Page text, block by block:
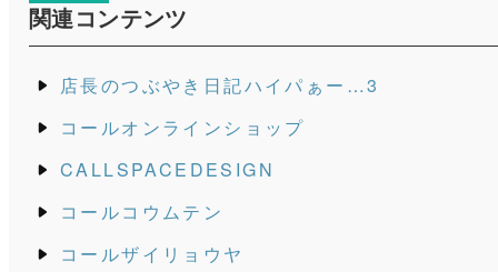
関連コンテンツ
店長のつぶやき日記ハイパぁー…3
コールオンラインショップ
CALLSPACEDESIGN
コールコウムテン
コールザイリョウヤ